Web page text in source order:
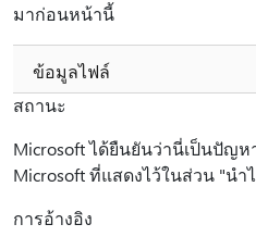
มาก่อนหน้านี้
ข้อมูลไฟล์
สถานะ
Microsoft ได้ยืนยันว่านี่เป็นปัญ
Microsoft ที่แสดงไว้ในส่วน "นำ
การอ้างอิง